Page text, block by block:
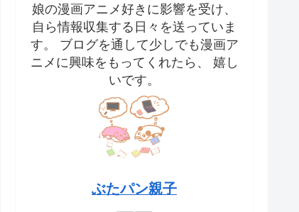
娘の漫画アニメ好きに影響を受け、
自ら情報収集する日々を送っていま
す。 ブログを通して少しでも漫画ア
ニメに興味をもってくれたら、 嬉し
いです。
ぶたパン親子